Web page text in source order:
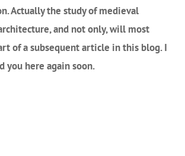
Actually the study of medieval
and not only, will most
of a subsequent article in this blog. I
you here again soon.